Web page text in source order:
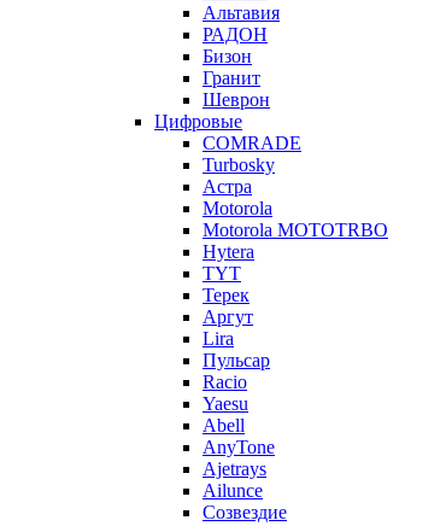
Альтавия
РАДОН
Бизон
Гранит
Шеврон
Цифровые
COMRADE
Turbosky
Астра
Motorola
Motorola MOTOTRBO
Hytera
TYT
Терек
Аргут
Lira
Пульсар
Racio
Yaesu
Abell
AnyTone
Ajetrays
Ailunce
Созвездие